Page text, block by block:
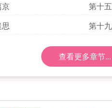
京 第十
第十
查看更多章节...